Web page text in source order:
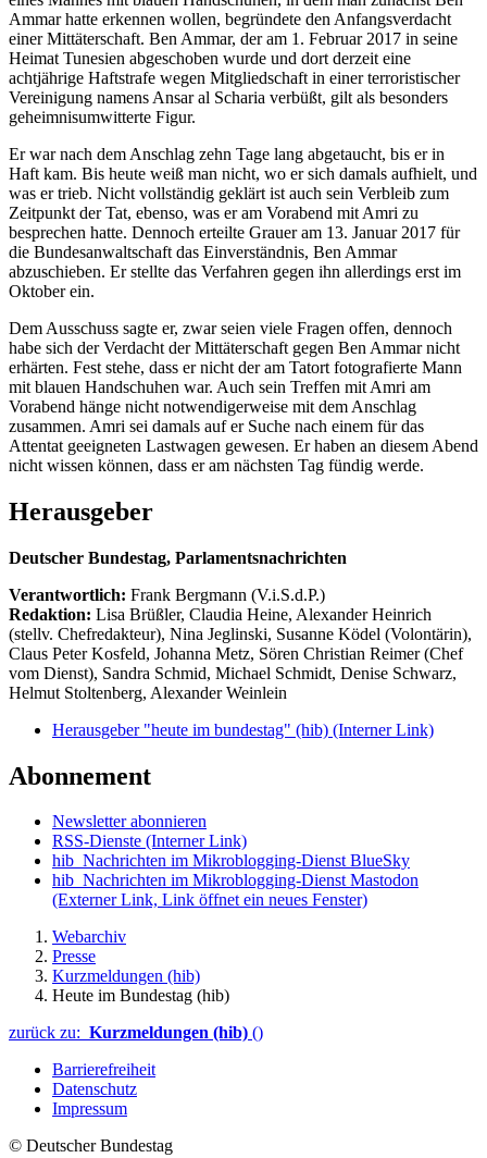
Ammar hatte erkennen wollen, begründete den Anfangsverdacht
einer Mittäterschaft. Ben Ammar, der am 1. Februar 2017 in seine
Heimat Tunesien abgeschoben wurde und dort derzeit eine
achtjährige Haftstrafe wegen Mitgliedschaft in einer terroristischer
Vereinigung namens Ansar al Scharia verbüßt, gilt als besonders
geheimnisumwitterte Figur.
Er war nach dem Anschlag zehn Tage lang abgetaucht, bis er in
Haft kam. Bis heute weiß man nicht, wo er sich damals aufhielt, und
was er trieb. Nicht vollständig geklärt ist auch sein Verbleib zum
Zeitpunkt der Tat, ebenso, was er am Vorabend mit Amri zu
besprechen hatte. Dennoch erteilte Grauer am 13. Januar 2017 für
die Bundesanwaltschaft das Einverständnis, Ben Ammar
abzuschieben. Er stellte das Verfahren gegen ihn allerdings erst im
Oktober ein.
Dem Ausschuss sagte er, zwar seien viele Fragen offen, dennoch
habe sich der Verdacht der Mittäterschaft gegen Ben Ammar nicht
erhärten. Fest stehe, dass er nicht der am Tatort fotografierte Mann
mit blauen Handschuhen war. Auch sein Treffen mit Amri am
Vorabend hänge nicht notwendigerweise mit dem Anschlag
zusammen. Amri sei damals auf er Suche nach einem für das
Attentat geeigneten Lastwagen gewesen. Er haben an diesem Abend
nicht wissen können, dass er am nächsten Tag fündig werde.
Herausgeber
Deutscher Bundestag, Parlamentsnachrichten
Verantwortlich: Frank Bergmann (V.i.S.d.P.)
Redaktion: Lisa Brüßler, Claudia Heine, Alexander Heinrich
(stellv. Chefredakteur), Nina Jeglinski, Susanne Ködel (Volontärin),
Claus Peter Kosfeld, Johanna Metz, Sören Christian Reimer (Chef
vom Dienst), Sandra Schmid, Michael Schmidt, Denise Schwarz,
Helmut Stoltenberg, Alexander Weinlein
Herausgeber "heute im bundestag" (hib) (Interner Link)
Abonnement
Newsletter abonnieren
RSS-Dienste (Interner Link)
hib_Nachrichten im Mikroblogging-Dienst BlueSky
hib_Nachrichten im Mikroblogging-Dienst Mastodon
(Externer Link, Link öffnet ein neues Fenster)
Webarchiv
Presse
Kurzmeldungen (hib)
Heute im Bundestag (hib)
zurück zu: Kurzmeldungen (hib) ()
Barrierefreiheit
Datenschutz
Impressum
© Deutscher Bundestag